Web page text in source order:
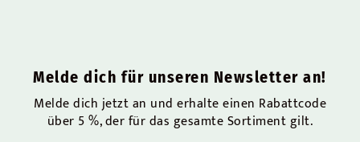
Melde dich für unseren Newsletter an!
Melde dich jetzt an und erhalte einen Rabattcode
über 5 %, der für das gesamte Sortiment gilt.